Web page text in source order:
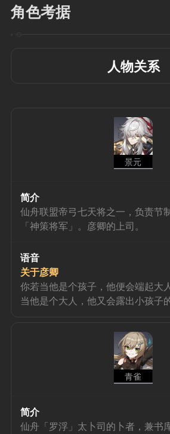
角色考据
人物关系
景元
简介
仙舟联盟帝弓七天将之一，负责节
「神策将军」。彦卿的上司。
语音
关于彦卿
你若当他是个孩子，他便会端起大
当他是个大人，他又会露出小孩子
青雀
简介
仙舟「罗浮」太卜司的卜者，兼书